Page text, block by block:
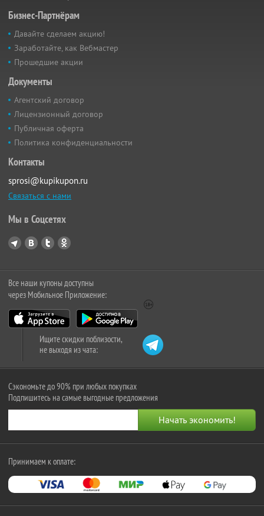
Бизнес-Партнёрам
Давайте сделаем акцию!
Заработайте, как Вебмастер
Прошедшие акции
Документы
Агентский договор
Лицензионный договор
Публичная оферта
Политика конфиденциальности
Контакты
sprosi@kupikupon.ru
Связаться с нами
Мы в Соцсетях
Все наши купоны доступны
через Мобильное Приложение:
Ищите скидки поблизости,
не выходя из чата:
Сэкономьте до 90% при любых покупках
Подпишитесь на самые выгодные предложения
Принимаем к оплате: